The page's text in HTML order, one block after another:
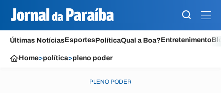
Últimas NotíciasEsportesPolíticaQual a Boa?Entretenimento
Home>política>pleno poder
PLENO PODER